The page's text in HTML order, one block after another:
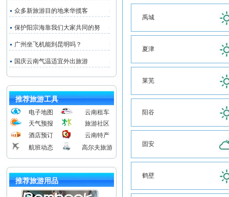
众多新旅游目的地来华揽客
保护阳宗海靠我们大家共同的努
广州坐飞机能到昆明吗？
国庆云南气温适宜外出旅游
推荐旅游工具
电子地图
云南租车
天气预报
旅游社区
酒店预订
云南特产
航班动态
高尔夫旅游
推荐旅游用品
禹城
夏津
莱芜
阳谷
固安
鹤壁